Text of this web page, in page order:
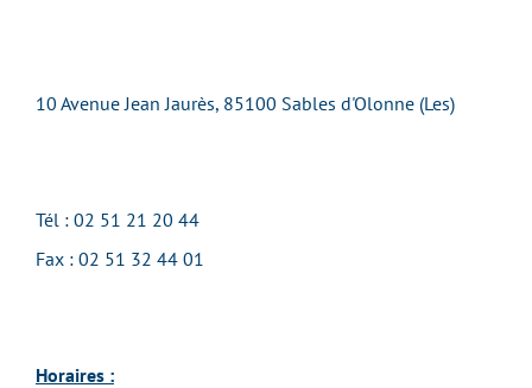
10 Avenue Jean Jaurès, 85100 Sables d'Olonne (Les)
Tél : 02 51 21 20 44
Fax : 02 51 32 44 01
Horaires :